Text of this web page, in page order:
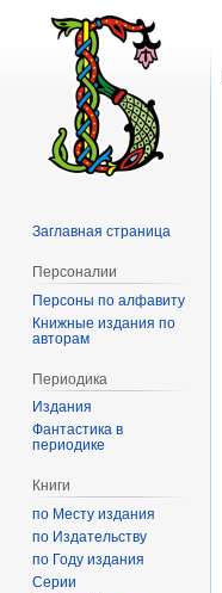
Заглавная страница
Персоналии
Персоны по алфавиту
Книжные издания по
авторам
Периодика
Издания
Фантастика в
периодике
Книги
по Месту издания
по Издательству
по Году издания
Серии